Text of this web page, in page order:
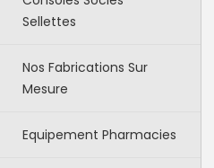
Sellettes
Nos Fabrications Sur
Mesure
Equipement Pharmacies